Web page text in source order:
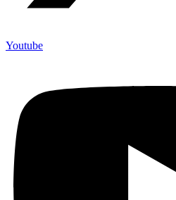
Youtube